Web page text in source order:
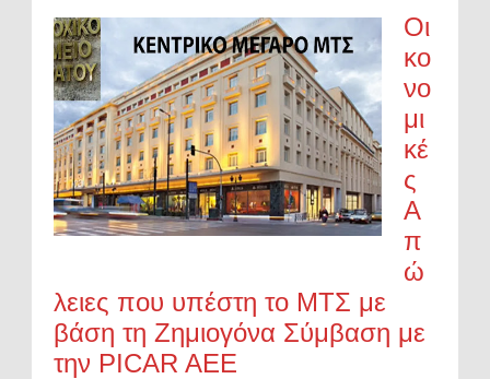
Οι
κο
νο
μι
κέ
ς
Α
π
ώ
λειες που υπέστη το ΜΤΣ με
βάση τη Ζημιογόνα Σύμβαση με
την PICAR AEE